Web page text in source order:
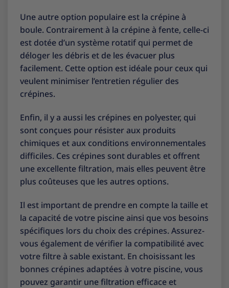
Une autre option populaire est la crépine à
boule. Contrairement à la crépine à fente, celle-ci
est dotée d’un système rotatif qui permet de
déloger les débris et de les évacuer plus
facilement. Cette option est idéale pour ceux qui
veulent minimiser l’entretien régulier des
crépines.
Enfin, il y a aussi les crépines en polyester, qui
sont conçues pour résister aux produits
chimiques et aux conditions environnementales
difficiles. Ces crépines sont durables et offrent
une excellente filtration, mais elles peuvent être
plus coûteuses que les autres options.
Il est important de prendre en compte la taille et
la capacité de votre piscine ainsi que vos besoins
spécifiques lors du choix des crépines. Assurez-
vous également de vérifier la compatibilité avec
votre filtre à sable existant. En choisissant les
bonnes crépines adaptées à votre piscine, vous
pouvez garantir une filtration efficace et